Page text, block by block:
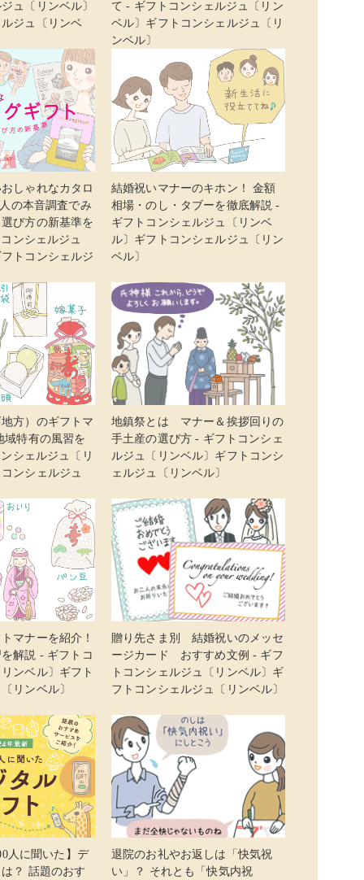
ュ〔リンベル〕
ジュ〔リンベ
て - ギフトコンシェルジュ〔リン
ベル〕ギフトコンシェルジュ〔リ
ンベル〕
しゃれなカタロ
の本音調査でみ
び方の新基準を
ンシェルジュ
トコンシェルジ
結婚祝いマナーのキホン！ 金額
相場・のし・タブーを徹底解説 -
ギフトコンシェルジュ〔リンベ
ル〕ギフトコンシェルジュ〔リン
ベル〕
方）のギフトマ
域特有の風習を
シェルジュ〔リ
ンシェルジュ
地鎮祭とは マナー＆挨拶回りの
手土産の選び方 - ギフトコンシェ
ルジュ〔リンベル〕ギフトコンシ
ェルジュ〔リンベル〕
マナーを紹介！
解説 - ギフトコ
ンベル〕ギフト
リンベル〕
贈り先さま別 結婚祝いのメッセ
ージカード おすすめ文例 - ギフ
トコンシェルジュ〔リンベル〕ギ
フトコンシェルジュ〔リンベル〕
人に聞いた】デ
？ 話題のおす
退院のお礼やお返しは「快気祝
い」？ それとも「快気内祝